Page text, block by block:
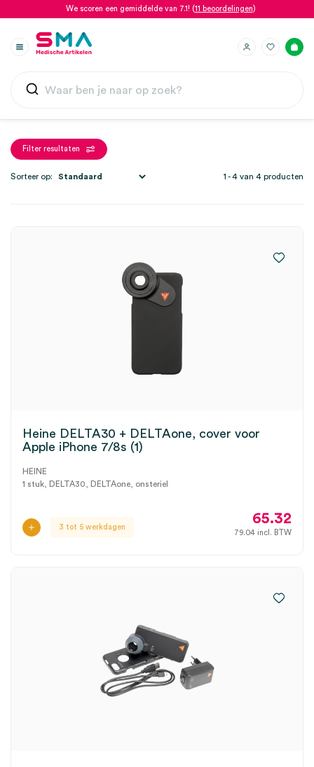
We scoren een gemiddelde van 7.1! (11 beoordelingen)
Filter resultaten
1 - 4 van 4 producten
Sorteer op:
Heine DELTA30 + DELTAone, cover voor
Apple iPhone 7/8s (1)
HEINE
1 stuk, DELTA30, DELTAone, onsteriel
3 tot 5 werkdagen
65.32
79.04 incl. BTW